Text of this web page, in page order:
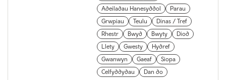
Adeiladau Hanesyddol
Parau
Grwpiau
Teulu
Dinas / Tref
Rhestr
Bwyd Bwyty
Diod
Llety
Gwesty
Hydref
Gwanwyn
Gaeaf
Siopa
Celfyddydau
Dan do